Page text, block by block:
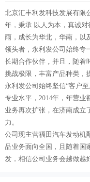
北京汇丰利发科技发展有限
年，秉承 以人为本，真诚
雨，成长为华北，华南，以
领头者，永利发公司始终专
长期合作伙伴，并且，随着
挑战极限，丰富产品种类，
永利发公司始终坚信“客户
专业水平，2014年，年营业
业务再次扩张，在济南成立
力。
公司现主营福田汽车发动机
品业务面向全国，且随着国
发，相信公司业务会越做越